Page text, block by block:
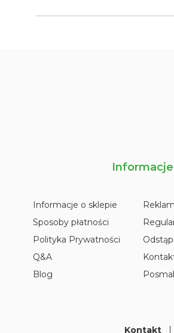
Informacje
Informacje o sklepie
Sposoby płatności
Polityka Prywatności
Q&A
Blog
Kontakt